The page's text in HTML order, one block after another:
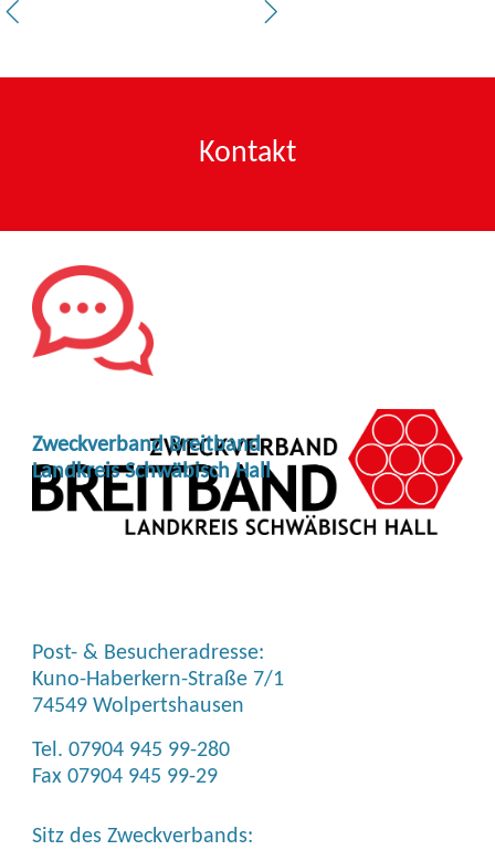
Kontakt
Zweckverband Breitband
Landkreis Schwäbisch Hall
Post- & Besucheradresse:
Kuno-Haberkern-Straße 7/1
74549 Wolpertshausen
Tel. 07904 945 99-280
Fax 07904 945 99-29
Sitz des Zweckverbands: